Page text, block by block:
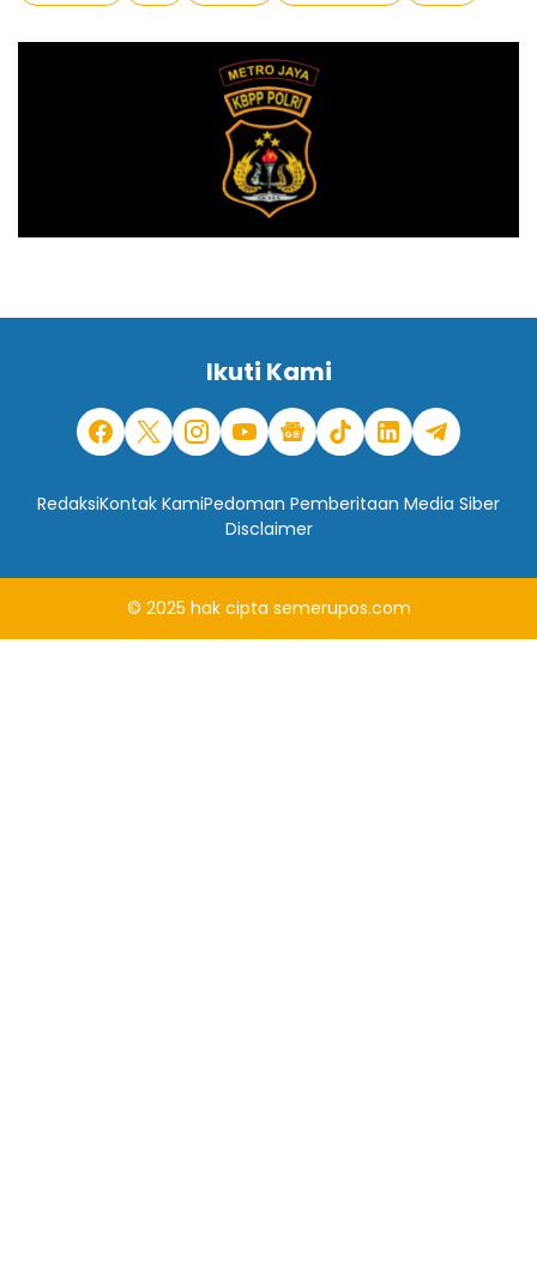
Ikuti Kami
RedaksiKontak KamiPedoman Pemberitaan Media Siber
Disclaimer
© 2025 hak cipta semerupos.com